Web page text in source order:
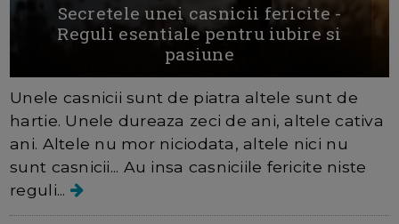
Secretele unei casnicii fericite -
Reguli esentiale pentru iubire si
pasiune
Unele casnicii sunt de piatra altele sunt de
hartie. Unele dureaza zeci de ani, altele cativa
ani. Altele nu mor niciodata, altele nici nu
sunt casnicii... Au insa casniciile fericite niste
reguli...